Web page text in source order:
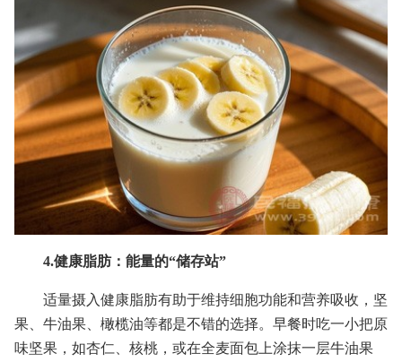
4.健康脂肪：能量的“储存站”
适量摄入健康脂肪有助于维持细胞功能和营养吸收，坚
果、牛油果、橄榄油等都是不错的选择。早餐时吃一小把原
味坚果，如杏仁、核桃，或在全麦面包上涂抹一层牛油果